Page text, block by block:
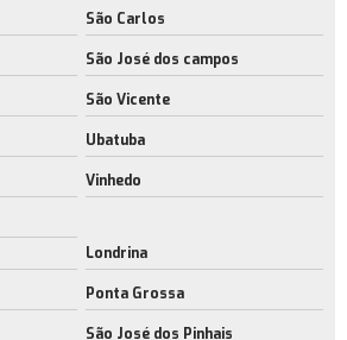
caminhões
ambiental
modernos
rj
modernos
São Carlos
São José dos campos
São Vicente
Ubatuba
Vinhedo
Londrina
Ponta Grossa
São José dos Pinhais